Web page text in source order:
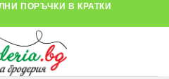
ПОРЪЧКИ В КРАТКИ